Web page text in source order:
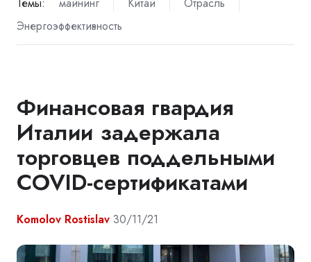
Энергоэффективность
Финансовая гвардия
Италии задержала
торговцев поддельными
COVID-сертификатами
Komolov Rostislav 30/11/21